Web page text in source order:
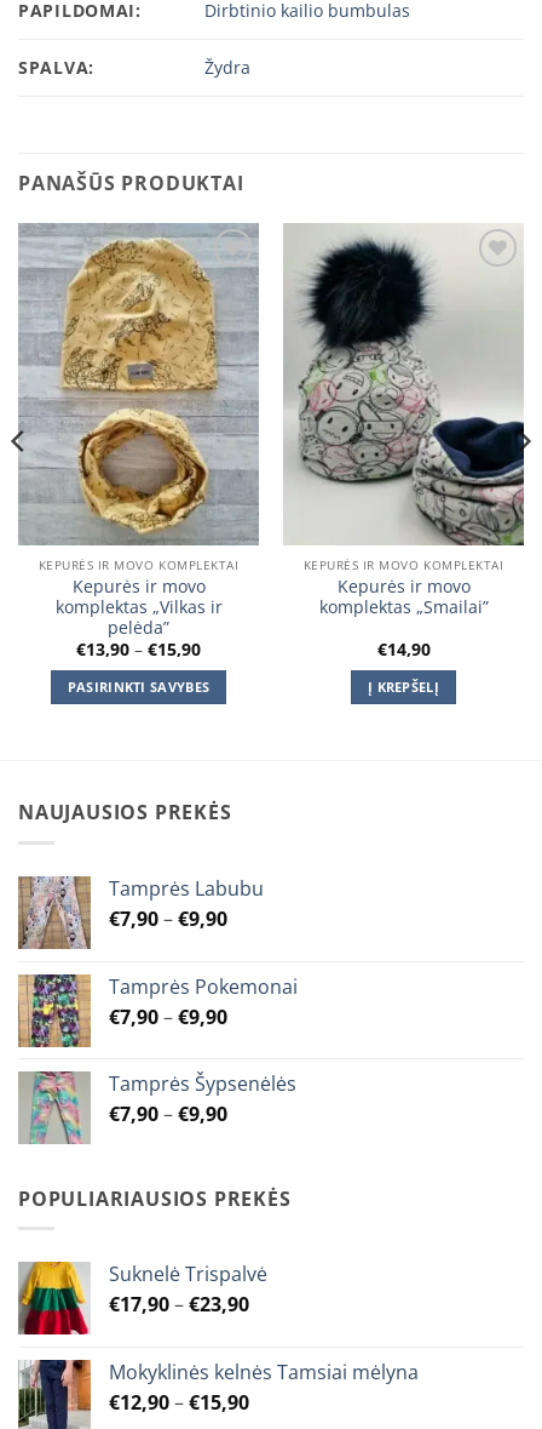
PAPILDOMAI: Dirbtinio kailio bumbulas
SPALVA: Žydra
PANAŠŪS PRODUKTAI
Add to
wishlist
KEPURĖS IR MOVO KOMPLEKTAI
Kepurės ir movo
komplektas „Vilkas ir
pelėda”
€13,90 – €15,90Price
€13,90
through
€15,90
PASIRINKTI SAVYBES
variants.
may
be
the
product
KEPURĖS IR MOVO KOMPLEKTAI
Kepurės ir movo
komplektas „Smailai”
€14,90
Į KREPŠELĮ
NAUJAUSIOS PREKĖS
Tamprės Labubu
€7,90–€9,90Price
through
€9,90
Tamprės Pokemonai
€7,90–€9,90Price
through
€9,90
Tamprės Šypsenėlės
€7,90–€9,90Price
through
€9,90
POPULIARIAUSIOS PREKĖS
Suknelė Trispalvė
€17,90–€23,90Price
through
€23,90
Mokyklinės kelnės Tamsiai mėlyna
€12,90–€15,90Price